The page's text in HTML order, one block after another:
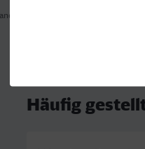
2026-08-03 06:56
Häufig